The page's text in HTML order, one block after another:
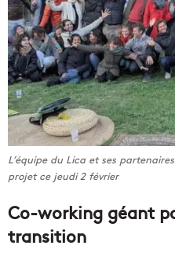
L’équipe du Lica et ses
projet ce jeudi 2 février
Co-working géant
transition